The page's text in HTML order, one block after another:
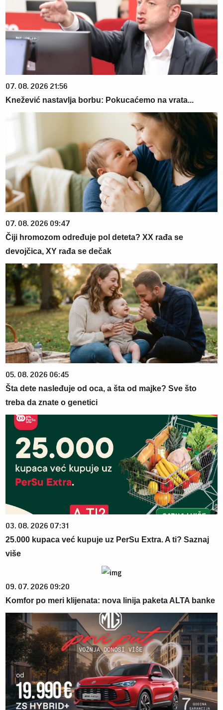
07. 08. 2026 21:56
Knežević nastavlja borbu: Pokucaćemo na vrata...
07. 08. 2026 09:47
Čiji hromozom određuje pol deteta? XX rađa se
devojčica, XY rađa se dečak
05. 08. 2026 06:45
Šta dete nasleđuje od oca, a šta od majke? Sve što
treba da znate o genetici
03. 08. 2026 07:31
25.000 kupaca već kupuje uz PerSu Extra. A ti? Saznaj
više
09. 07. 2026 09:20
Komfor po meri klijenata: nova linija paketa ALTA banke